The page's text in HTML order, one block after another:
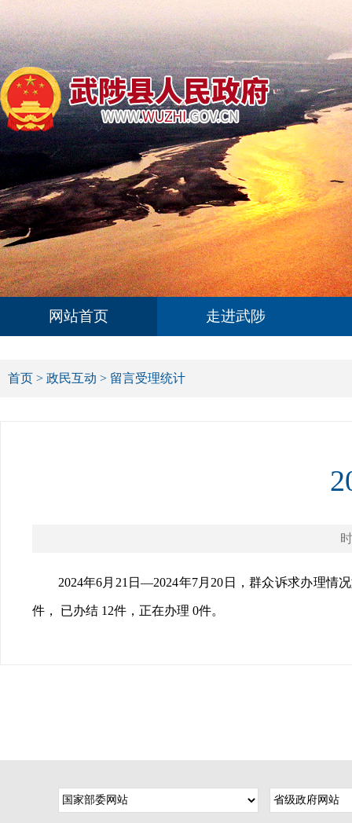
网站首页 走进武陟
首页 > 政民互动 > 留言受理统计
2024年6月21日—2024年7月20日，群众诉求办理情况
件， 已办结 12件，正在办理 0件。